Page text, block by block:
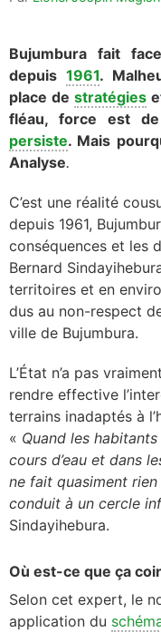
Bujumbura fait
depuis 1961.
place de stratégies
fléau, force est
persiste. Mais
Analyse.
C’est une réalité
depuis 1961,
conséquences et les
Bernard
territoires et en
dus au non-respect
ville de Bujumbura.
L’État n’a pas
rendre effective
terrains inadaptés à
« Quand les
cours d’eau et dans
ne fait quasiment
conduit à un cercle
Sindayihebura.
Où est-ce que ça
Selon cet expert, le
application du